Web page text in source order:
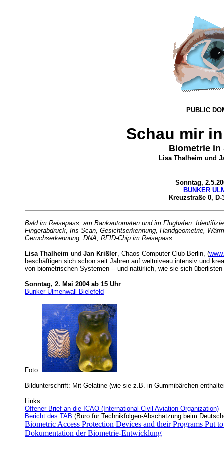
PUBLIC
Schau mir
Biometrie in
Lisa Thalheim und
Sonntag,
BUNKER
Kreuzstraße 0, D-
Bald im Reisepass, am Bankautomaten und im Flughafen:
Fingerabdruck, Iris-Scan, Gesichtserkennung, Handgeometrie,
Geruchserkennung, DNA, RFID-Chip im Reisepass ....
Lisa Thalheim und Jan Krißler, Chaos Computer Club Berlin, (
beschäftigen sich schon seit Jahren auf weltniveau intensiv und
von biometrischen Systemen -- und natürlich, wie sie sich
Sonntag, 2. Mai 2004 ab 15 Uhr
Bunker Ulmenwall Bielefeld
Foto:
Bildunterschrift: Mit Gelatine (wie sie z.B. in Gummibärchen
Links:
Offener Brief an die ICAO (International Civil Aviation Organization)
Bericht des TAB (Büro für Technikfolgen-Abschätzung beim
Biometric Access Protection Devices and their Programs Put
Dokumentation der Biometrie-Entwicklung